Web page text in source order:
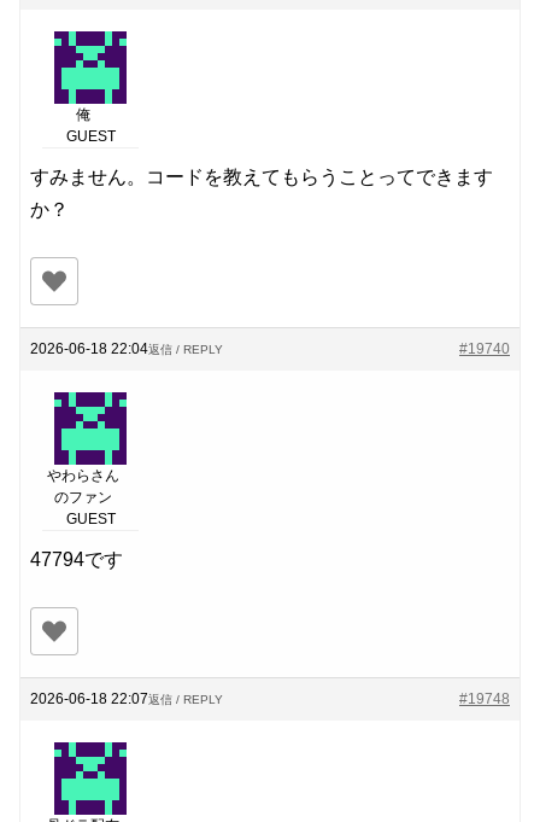
俺
GUEST
すみません。コードを教えてもらうことってできます
か？
2026-06-18 22:04 #19740
返信 / REPLY
やわらさん
のファン
GUEST
47794です
2026-06-18 22:07 #19748
返信 / REPLY